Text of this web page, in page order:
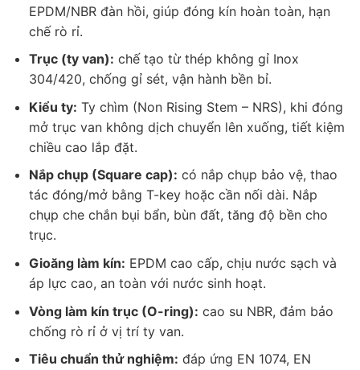
EPDM/NBR đàn hồi, giúp đóng kín hoàn toàn, hạn
chế rò rỉ.
Trục (ty van): chế tạo từ thép không gỉ Inox
304/420, chống gỉ sét, vận hành bền bỉ.
Kiểu ty: Ty chìm (Non Rising Stem – NRS), khi đóng
mở trục van không dịch chuyển lên xuống, tiết kiệm
chiều cao lắp đặt.
Nắp chụp (Square cap): có nắp chụp bảo vệ, thao
tác đóng/mở bằng T-key hoặc cần nối dài. Nắp
chụp che chắn bụi bẩn, bùn đất, tăng độ bền cho
trục.
Gioăng làm kín: EPDM cao cấp, chịu nước sạch và
áp lực cao, an toàn với nước sinh hoạt.
Vòng làm kín trục (O-ring): cao su NBR, đảm bảo
chống rò rỉ ở vị trí ty van.
Tiêu chuẩn thử nghiệm: đáp ứng EN 1074, EN